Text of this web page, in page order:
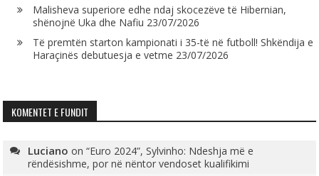
Malisheva superiore edhe ndaj skocezëve të Hibernian,
shënojnë Uka dhe Nafiu 23/07/2026
Të premtën starton kampionati i 35-të në futboll! Shkëndija e
Haraçinës debutuesja e vetme 23/07/2026
KOMENTET E FUNDIT
Luciano on“Euro 2024”, Sylvinho: Ndeshja më e
rëndësishme, por në nëntor vendoset kualifikimi